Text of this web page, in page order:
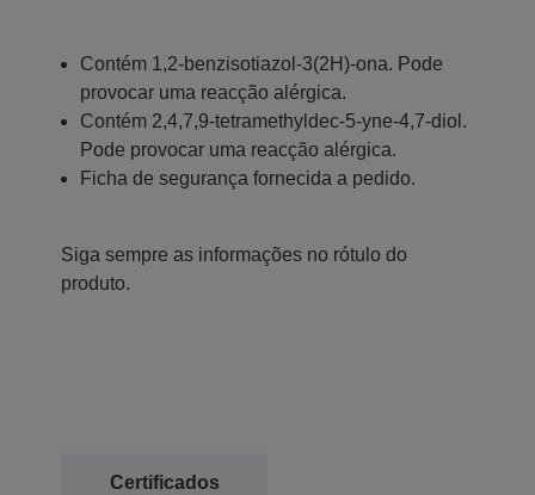
Contém 1,2-benzisotiazol-3(2H)-ona. Pode
provocar uma reacção alérgica.
Contém 2,4,7,9-tetramethyldec-5-yne-4,7-diol.
Pode provocar uma reacção alérgica.
Ficha de segurança fornecida a pedido.
Siga sempre as informações no rótulo do
produto.
Certificados